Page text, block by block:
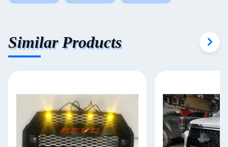
Similar Products